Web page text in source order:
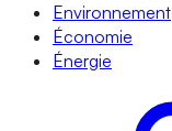
Environnement
Économie
Énergie